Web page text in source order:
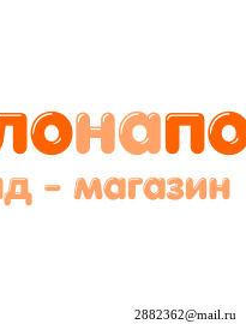
2882362@mail.ru